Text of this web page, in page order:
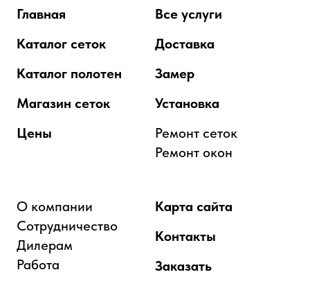
Главная
Каталог сеток
Каталог полотен
Магазин сеток
Цены
Все услуги
Доставка
Замер
Установка
Ремонт сеток
Ремонт окон
О компании
Сотрудничество
Дилерам
Работа
Карта сайта
Контакты
Заказать